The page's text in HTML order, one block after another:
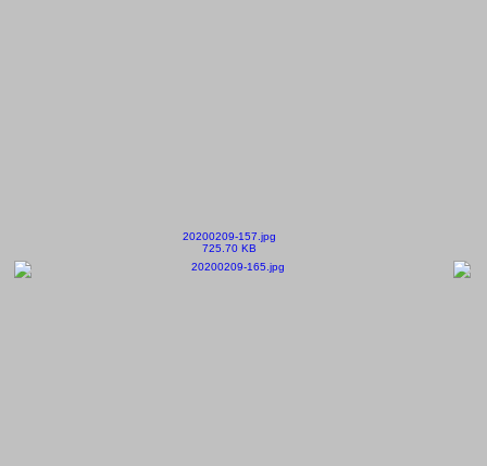
20200209-157.jpg
725.70 KB